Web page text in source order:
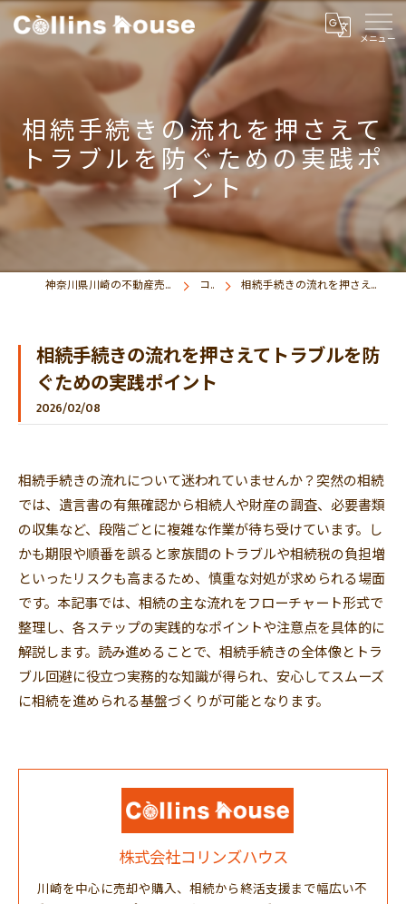
相続手続きの流れを押さえて
トラブルを防ぐための実践ポ
イント
神奈川県川崎の不動産売買なら株式会社コリンズハウス コラム 相続手続きの流れを押さえてトラブルを防ぐための実践ポイント
相続手続きの流れを押さえてトラブルを防
ぐための実践ポイント
2026/02/08
相続手続きの流れについて迷われていませんか？突然の相続
では、遺言書の有無確認から相続人や財産の調査、必要書類
の収集など、段階ごとに複雑な作業が待ち受けています。し
かも期限や順番を誤ると家族間のトラブルや相続税の負担増
といったリスクも高まるため、慎重な対処が求められる場面
です。本記事では、相続の主な流れをフローチャート形式で
整理し、各ステップの実践的なポイントや注意点を具体的に
解説します。読み進めることで、相続手続きの全体像とトラ
ブル回避に役立つ実務的な知識が得られ、安心してスムーズ
に相続を進められる基盤づくりが可能となります。
株式会社コリンズハウス
川崎を中心に売却や購入、相続から終活支援まで幅広い不